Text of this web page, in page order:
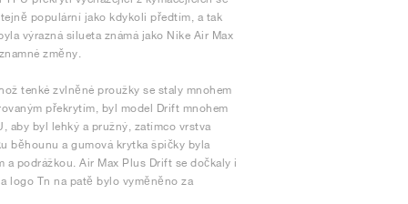
populární jako kdykoli předtím, a tak
výrazná silueta známá jako Nike Air Max
změny.
tenké zvlněné proužky se staly mnohem
překrytím, byl model Drift mnohem
aby byl lehký a pružný, zatímco vrstva
běhounu a gumová krytka špičky byla
podrážkou. Air Max Plus Drift se dočkaly i
logo Tn na patě bylo vyměněno za